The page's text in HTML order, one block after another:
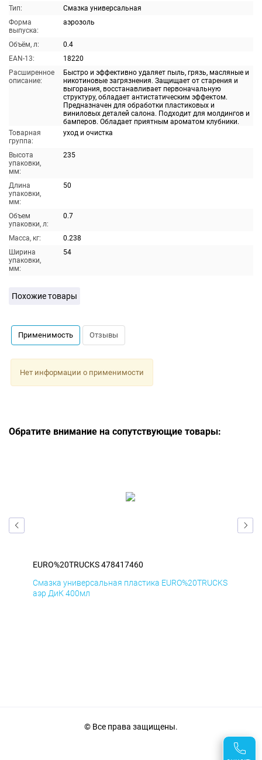
Тип:
Смазка универсальная
Форма
выпуска:
аэрозоль
Объём, л:
0.4
EAN-13:
18220
Расширенное
описание:
Быстро и эффективно удаляет пыль, грязь, масляные и
никотиновые загрязнения. Защищает от старения и
выгорания, восстанавливает первоначальную
структуру, обладает антистатическим эффектом.
Предназначен для обработки пластиковых и
виниловых деталей салона. Подходит для молдингов и
бамперов. Обладает приятным ароматом клубники.
Товарная
группа:
уход и очистка
Высота
упаковки,
мм:
235
Длина
упаковки,
мм:
50
Объем
упаковки, л:
0.7
Масса, кг:
0.238
Ширина
упаковки,
мм:
54
Похожие товары
Применимость Отзывы
Нет информации о применимости
Обратите внимание на сопутствующие товары:
EURO%20TRUCKS 478417460
Смазка универсальная пластика EURO%20TRUCKS
аэр ДиК 400мл
© Все права защищены.